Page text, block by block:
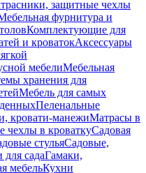
защитные чехлы
фурнитура и
Комплектующие для
и кроватокАксессуары
мебелиМебельная
хранения для
Мебель для самых
Пеленальные
кровати-манежиМатрасы в
чехлы в кроваткуСадовая
стульяСадовые,
садаГамаки,
мебельКухни